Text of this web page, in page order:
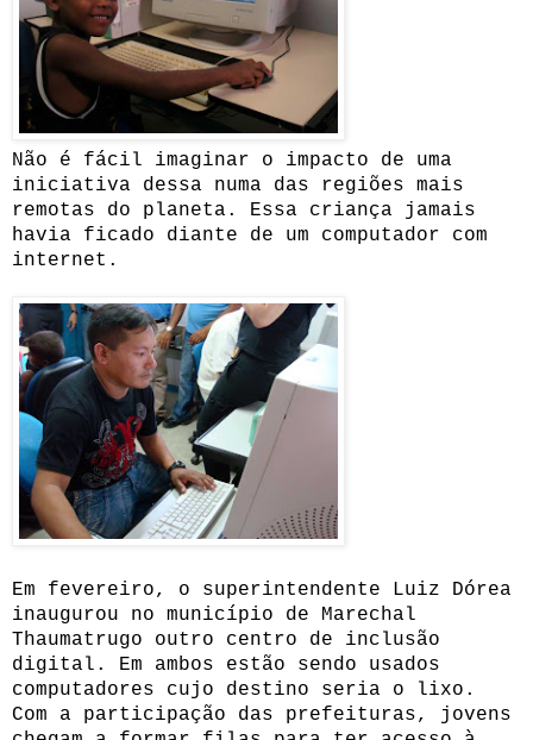
Não é fácil imaginar o impacto de uma
iniciativa dessa numa das regiões mais
remotas do planeta. Essa criança jamais
havia ficado diante de um computador com
internet.
Em fevereiro, o superintendente Luiz Dórea
inaugurou no município de Marechal
Thaumatrugo outro centro de inclusão
digital. Em ambos estão sendo usados
computadores cujo destino seria o lixo.
Com a participação das prefeituras, jovens